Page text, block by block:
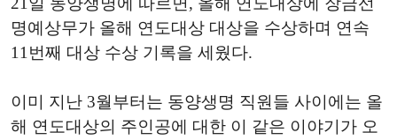
명예상무가 올해 연도대상 대상을 수상하며 연속
11번째 대상 수상 기록을 세웠다.
이미 지난 3월부터는 동양생명 직원들 사이에는 올
해 연도대상의 주인공에 대한 이 같은 이야기가 오